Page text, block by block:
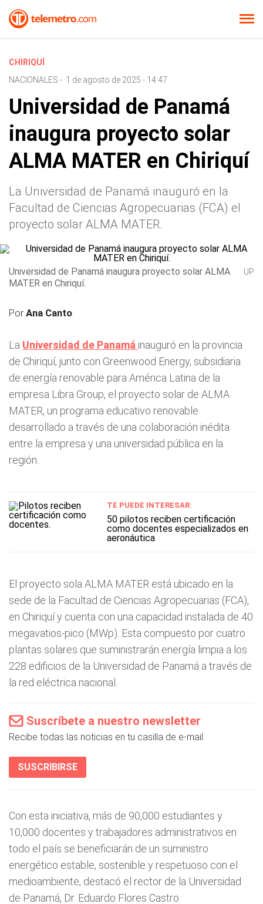
CHIRIQUÍ
NACIONALES - 1 de agosto de 2025 - 14:47
Universidad de Panamá
inaugura proyecto solar
ALMA MATER en Chiriquí
La Universidad de Panamá inauguró en la
Facultad de Ciencias Agropecuarias (FCA) el
proyecto solar ALMA MATER.
Universidad de Panamá inaugura proyecto solar ALMA
MATER en Chiriquí.
UP
PorAna Canto
La Universidad de Panamá inauguró en la provincia
de Chiriquí, junto con Greenwood Energy, subsidiaria
de energía renovable para América Latina de la
empresa Libra Group, el proyecto solar de ALMA
MATER, un programa educativo renovable
desarrollado a través de una colaboración inédita
entre la empresa y una universidad pública en la
región.
TE PUEDE INTERESAR:
50 pilotos reciben certificación
como docentes especializados en
aeronáutica
El proyecto sola ALMA MATER está ubicado en la
sede de la Facultad de Ciencias Agropecuarias (FCA),
en Chiriquí y cuenta con una capacidad instalada de 40
megavatios-pico (MWp). Esta compuesto por cuatro
plantas solares que suministrarán energía limpia a los
228 edificios de la Universidad de Panamá a través de
la red eléctrica nacional.
Suscríbete a nuestro newsletter
Recibe todas las noticias en tu casilla de e-mail.
SUSCRIBIRSE
Con esta iniciativa, más de 90,000 estudiantes y
10,000 docentes y trabajadores administrativos en
todo el país se beneficiarán de un suministro
energético estable, sostenible y respetuoso con el
medioambiente, destacó el rector de la Universidad
de Panamá, Dr. Eduardo Flores Castro.